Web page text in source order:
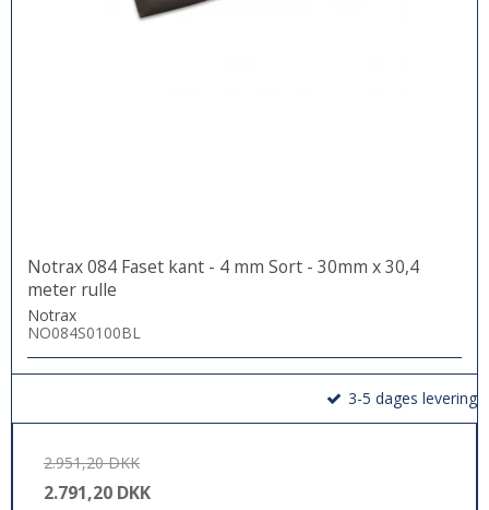
Notrax 084 Faset kant - 4 mm Sort - 30mm x 30,4
meter rulle
Notrax
NO084S0100BL
3-5 dages levering
2.951,20 DKK
2.791,20 DKK